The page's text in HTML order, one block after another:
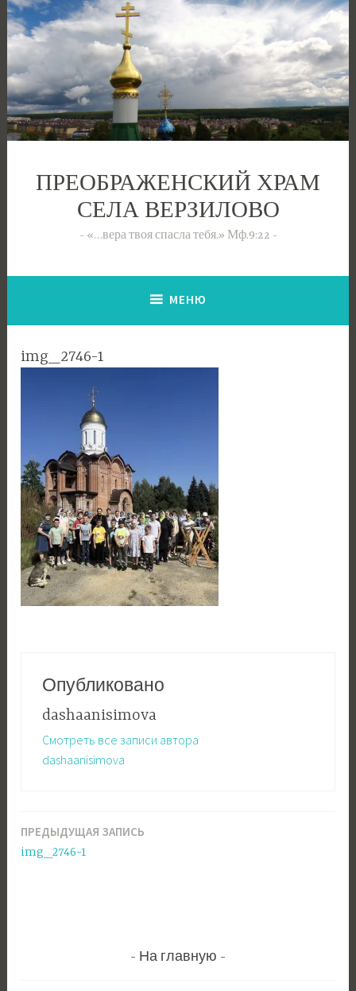
Перейти
к
содержимому
ПРЕОБРАЖЕНСКИЙ ХРАМ
СЕЛА ВЕРЗИЛОВО
«…вера твоя спасла тебя.» Мф.9:22
МЕНЮ
img_2746-1
Опубликовано
dashaanisimova
Смотреть все записи автора
dashaanisimova
Навигация
по
ПРЕДЫДУЩАЯ ЗАПИСЬ
img_2746-1
На главную